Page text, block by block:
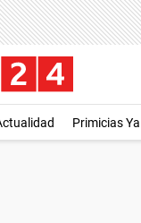
Primicias Ya